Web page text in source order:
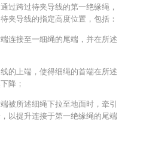
过跨过待夹导线的第一绝缘绳，
夹导线的指定高度位置，包括：
连接至一细绳的尾端，并在所述
的上端，使得细绳的首端在所述
降；
被所述细绳下拉至地面时，牵引
以提升连接于第一绝缘绳的尾端